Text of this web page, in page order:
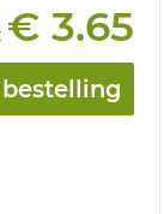
€ 3.65